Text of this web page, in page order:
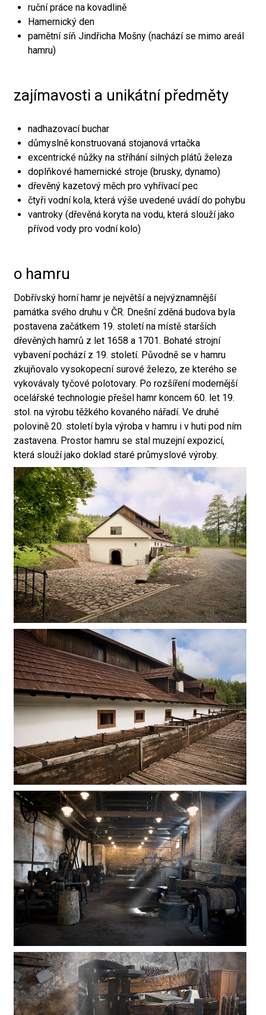
ruční práce na kovadlině
Hamernický den
pamětní síň Jindřicha Mošny (nachází se mimo areál
hamru)
zajímavosti a unikátní předměty
nadhazovací buchar
důmyslně konstruovaná stojanová vrtačka
excentrické nůžky na stříhání silných plátů železa
doplňkové hamernické stroje (brusky, dynamo)
dřevěný kazetový měch pro vyhřívací pec
čtyři vodní kola, která výše uvedené uvádí do pohybu
vantroky (dřevěná koryta na vodu, která slouží jako
přívod vody pro vodní kolo)
o hamru
Dobřívský horní hamr je největší a nejvýznamnější
památka svého druhu v ČR. Dnešní zděná budova byla
postavena začátkem 19. století na místě starších
dřevěných hamrů z let 1658 a 1701. Bohaté strojní
vybavení pochází z 19. století. Původně se v hamru
zkujňovalo vysokopecní surové železo, ze kterého se
vykovávaly tyčové polotovary. Po rozšíření modernější
ocelářské technologie přešel hamr koncem 60. let 19.
stol. na výrobu těžkého kovaného nářadí. Ve druhé
polovině 20. století byla výroba v hamru i v huti pod ním
zastavena. Prostor hamru se stal muzejní expozicí,
která slouží jako doklad staré průmyslové výroby.